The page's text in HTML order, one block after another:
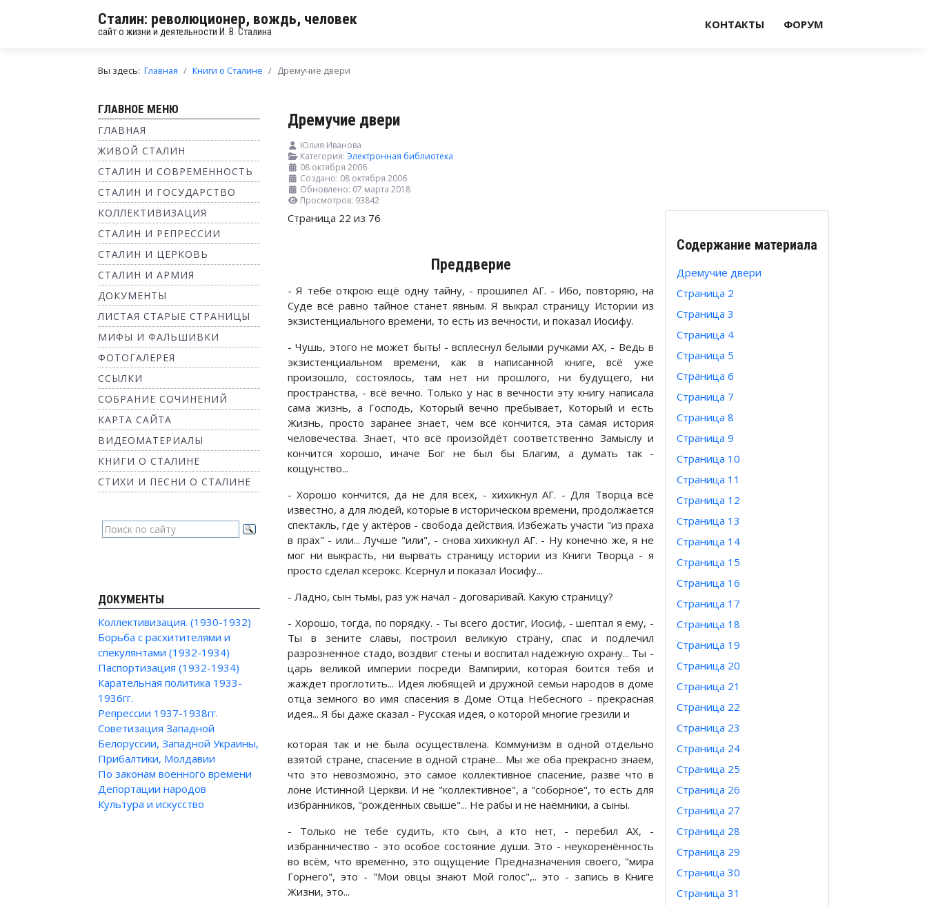
Сталин: революционер, вождь, человек
сайт о жизни и деятельности И. В. Сталина
КОНТАКТЫ ФОРУМ
Вы здесь: Главная Книги о Сталине Дремучие двери
ГЛАВНОЕ МЕНЮ
ГЛАВНАЯ
ЖИВОЙ СТАЛИН
СТАЛИН И СОВРЕМЕННОСТЬ
СТАЛИН И ГОСУДАРСТВО
КОЛЛЕКТИВИЗАЦИЯ
СТАЛИН И РЕПРЕССИИ
СТАЛИН И ЦЕРКОВЬ
СТАЛИН И АРМИЯ
ДОКУМЕНТЫ
ЛИСТАЯ СТАРЫЕ СТРАНИЦЫ
МИФЫ И ФАЛЬШИВКИ
ФОТОГАЛЕРЕЯ
ССЫЛКИ
СОБРАНИЕ СОЧИНЕНИЙ
КАРТА САЙТА
ВИДЕОМАТЕРИАЛЫ
КНИГИ О СТАЛИНЕ
СТИХИ И ПЕСНИ О СТАЛИНЕ
ДОКУМЕНТЫ
Коллективизация. (1930-1932)
Борьба с расхитителями и
спекулянтами (1932-1934)
Паспортизация (1932-1934)
Карательная политика 1933-
1936гг.
Репрессии 1937-1938гг.
Советизация Западной
Белоруссии, Западной Украины,
Прибалтики, Молдавии
По законам военного времени
Депортации народов
Культура и искусство
Дремучие двери
Юлия Иванова
Категория: Электронная библиотека
08 октября 2006
Создано: 08 октября 2006
Обновлено: 07 марта 2018
Просмотров: 93842
Содержание материала
Дремучие двери
Страница 2
Страница 3
Страница 4
Страница 5
Страница 6
Страница 7
Страница 8
Страница 9
Страница 10
Страница 11
Страница 12
Страница 13
Страница 14
Страница 15
Страница 16
Страница 17
Страница 18
Страница 19
Страница 20
Страница 21
Страница 22
Страница 23
Страница 24
Страница 25
Страница 26
Страница 27
Страница 28
Страница 29
Страница 30
Страница 31
Страница 22 из 76
Преддверие
- Я тебе открою ещё одну тайну, - прошипел АГ. - Ибо, повторяю, на
Суде всё равно тайное станет явным. Я выкрал страницу Истории из
экзистенциального времени, то есть из вечности, и показал Иосифу.
- Чушь, этого не может быть! - всплеснул белыми ручками АХ, - Ведь в
экзистенциальном времени, как в написанной книге, всё уже
произошло, состоялось, там нет ни прошлого, ни будущего, ни
пространства, - всё вечно. Только у нас в вечности эту книгу написала
сама жизнь, а Господь, Который вечно пребывает, Который и есть
Жизнь, просто заранее знает, чем всё кончится, эта самая история
человечества. Знает, что всё произойдёт соответственно Замыслу и
кончится хорошо, иначе Бог не был бы Благим, а думать так -
кощунство...
- Хорошо кончится, да не для всех, - хихикнул АГ. - Для Творца всё
известно, а для людей, которые в историческом времени, продолжается
спектакль, где у актёров - свобода действия. Избежать участи "из праха
в прах" - или... Лучше "или", - снова хихикнул АГ. - Ну конечно же, я не
мог ни выкрасть, ни вырвать страницу истории из Книги Творца - я
просто сделал ксерокс. Ксернул и показал Иосифу...
- Ладно, сын тьмы, раз уж начал - договаривай. Какую страницу?
- Хорошо, тогда, по порядку. - Ты всего достиг, Иосиф, - шептал я ему, -
Ты в зените славы, построил великую страну, спас и подлечил
разрозненное стадо, воздвиг стены и воспитал надежную охрану... Ты -
царь великой империи посреди Вампирии, которая боится тебя и
жаждет проглотить... Идея любящей и дружной семьи народов в доме
отца земного во имя спасения в Доме Отца Небесного - прекрасная
идея... Я бы даже сказал - Русская идея, о которой многие грезили и
которая так и не была осуществлена. Коммунизм в одной отдельно
взятой стране, спасение в одной стране... Мы же оба прекрасно знаем,
что это невозможно, это самое коллективное спасение, разве что в
лоне Истинной Церкви. И не "коллективное", а "соборное", то есть для
избранников, "рождённых свыше"... Не рабы и не наёмники, а сыны.
- Только не тебе судить, кто сын, а кто нет, - перебил АХ, -
избранничество - это особое состояние души. Это - неукоренённость
во всём, что временно, это ощущение Предназначения своего, "мира
Горнего", это - "Мои овцы знают Мой голос",.. это - запись в Книге
Жизни, это...